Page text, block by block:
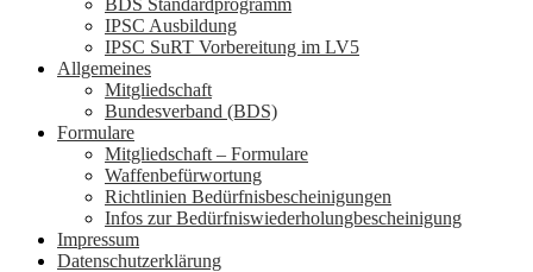
BDS Standardprogramm
IPSC Ausbildung
IPSC SuRT Vorbereitung im LV5
Allgemeines
Mitgliedschaft
Bundesverband (BDS)
Formulare
Mitgliedschaft – Formulare
Waffenbefürwortung
Richtlinien Bedürfnisbescheinigungen
Infos zur Bedürfniswiederholungbescheinigung
Impressum
Datenschutzerklärung